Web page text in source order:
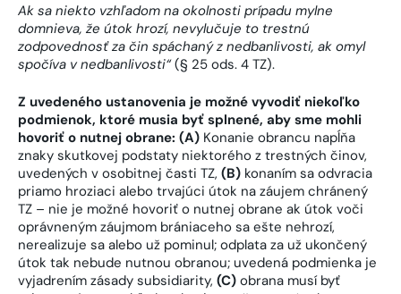
Ak sa niekto vzhľadom na okolnosti prípadu mylne
domnieva, že útok hrozí, nevylučuje to trestnú
zodpovednosť za čin spáchaný z nedbanlivosti, ak omyl
spočíva v nedbanlivosti“(§ 25 ods. 4 TZ).
Z uvedeného ustanovenia je možné vyvodiť niekoľko
podmienok, ktoré musia byť splnené, aby sme mohli
hovoriť o nutnej obrane: (A) Konanie obrancu napĺňa
znaky skutkovej podstaty niektorého z trestných činov,
uvedených v osobitnej časti TZ, (B) konaním sa odvracia
priamo hroziaci alebo trvajúci útok na záujem chránený
TZ – nie je možné hovoriť o nutnej obrane ak útok voči
oprávneným záujmom brániaceho sa ešte nehrozí,
nerealizuje sa alebo už pominul; odplata za už ukončený
útok tak nebude nutnou obranou; uvedená podmienka je
vyjadrením zásady subsidiarity, (C) obrana musí byť